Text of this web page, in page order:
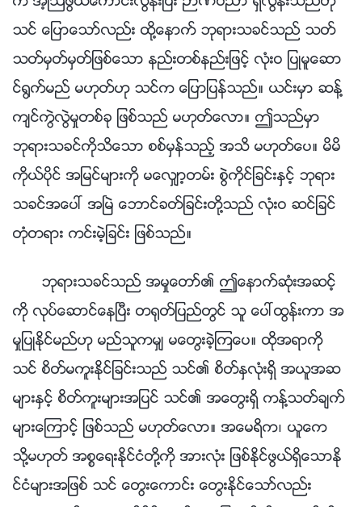
သင္ ေျပာေသာ္လည္း ထို႔ေနာက္ ဘုရားသခင္သည္ သတ္
သတ္မွတ္မွတ္ျဖစ္ေသာ နည္းတစ္နည္းျဖင့္ လုံးဝ ျပဳမူေဆာ
င္႐ြက္မည္ မဟုတ္ဟု သင္က ေျပာျပန္သည္။ ယင္းမွာ ဆန႔္
က်င္ကြဲလြဲမႈတစ္ခု ျဖစ္သည္ မဟုတ္ေလာ။ ဤသည္မွာ
ဘုရားသခင္ကိုသိေသာ စစ္မွန္သည့္ အသိ မဟုတ္ေပ။ မိမိ
ကိုယ္ပိုင္ အျမင္မ်ားကို မေလွ်ာ့တမ္း စြဲကိုင္ျခင္းႏွင့္ ဘုရား
သခင္အေပၚ အၿမဲ ေဘာင္ခတ္ျခင္းတို႔သည္ လုံးဝ ဆင္ျခင္
တုံတရား ကင္းမဲ့ျခင္း ျဖစ္သည္။
ဘုရားသခင္သည္ အမႈေတာ္၏ ဤေနာက္ဆုံးအဆင့္
ကို လုပ္ေဆာင္ေနၿပီး တ႐ုတ္ျပည္တြင္ သူ ေပၚထြန္းကာ အ
မႈျပဳႏိုင္မည္ဟု မည္သူကမွ် မေတြးခဲ့ၾကေပ။ ထိုအရာကို
သင္ စိတ္မကူးႏိုင္ျခင္းသည္ သင္၏ စိတ္ႏွလုံးရွိ အယူအဆ
မ်ားႏွင့္ စိတ္ကူးမ်ားအျပင္ သင္၏ အေတြးရွိ ကန႔္သတ္ခ်က္
မ်ားေၾကာင့္ ျဖစ္သည္ မဟုတ္ေလာ။ အေမရိက၊ ယူေက
သို႔မဟုတ္ အစၥေရးႏိုင္ငံတို႔ကို အားလုံး ျဖစ္ႏိုင္ဖြယ္ရွိေသာႏို
င္ငံမ်ားအျဖစ္ သင္ ေတြးေကာင္း ေတြးႏိုင္ေသာ္လည္း